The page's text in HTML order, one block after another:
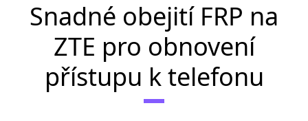
Snadné obejití FRP na
ZTE pro obnovení
přístupu k telefonu